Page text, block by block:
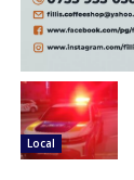
Local